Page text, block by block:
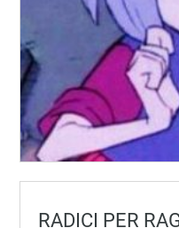
RADICI PER